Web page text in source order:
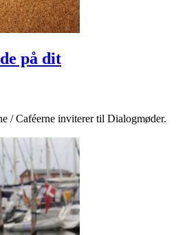
på dit
/ Caféerne inviterer til Dialogmøder.